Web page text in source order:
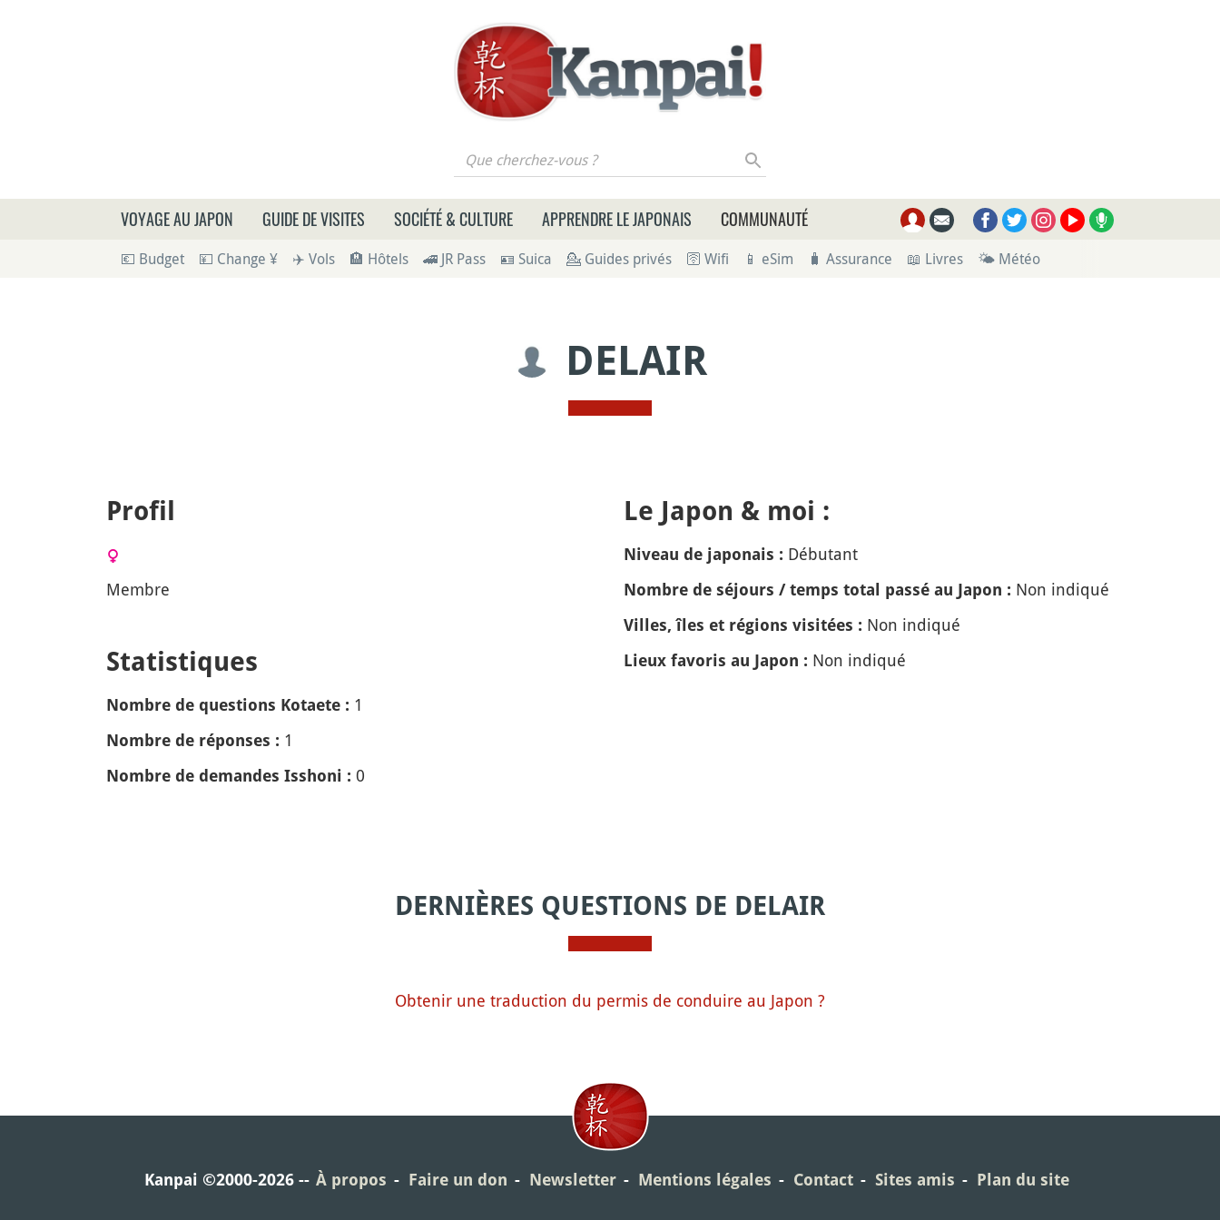
Que cherchez-vous ?
VOYAGE AU JAPON GUIDE DE VISITES SOCIÉTÉ & CULTURE APPRENDRE LE JAPONAIS COMMUNAUTÉ
💶 Budget 💴 Change ¥ ✈️ Vols 🏨 Hôtels 🚄 JR Pass 🪪 Suica 💁 Guides privés 🛜 Wifi 📱 eSim 🧳 Assurance 📖 Livres 🌤 Météo
DELAIR
Profil
Membre
Statistiques
Nombre de questions Kotaete : 1
Nombre de réponses : 1
Nombre de demandes Isshoni : 0
Le Japon & moi :
Niveau de japonais : Débutant
Nombre de séjours / temps total passé au Japon : Non indiqué
Villes, îles et régions visitées : Non indiqué
Lieux favoris au Japon : Non indiqué
DERNIÈRES QUESTIONS DE DELAIR
Obtenir une traduction du permis de conduire au Japon ?
Kanpai ©2000-2026 À propos Faire un don Newsletter Mentions légales Contact Sites amis Plan du site